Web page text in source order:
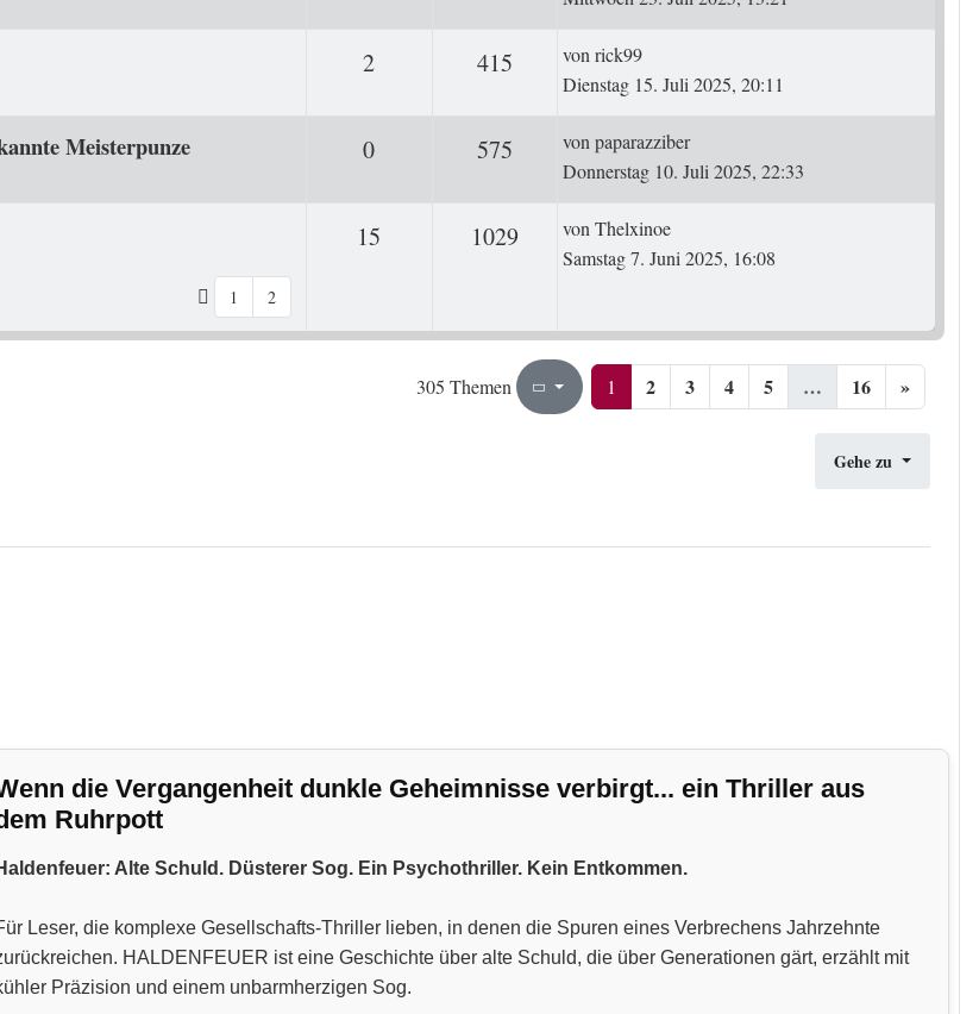
2Antworten 415 ZugriffeLetzter Beitrag
vonrick99
Dienstag 15. Juli 2025, 20:11
Meisterpunze 0Antworten 575 ZugriffeLetzter Beitrag
vonpaparazziber
Donnerstag 10. Juli 2025, 22:33
1
2
15 Antworten1029ZugriffeLetzter Beitrag
vonThelxinoe
Samstag 7. Juni 2025, 16:08
305 Themen Seite1 von
1 2 3 4 5 … 16 »
Gehe zu
die Vergangenheit dunkle Geheimnisse verbirgt... ein Thriller aus
Ruhrpott
Alte Schuld. Düsterer Sog. Ein Psychothriller. Kein Entkommen.
Leser, die komplexe Gesellschafts-Thriller lieben, in denen die Spuren eines Verbrechens Jahrzehnte
HALDENFEUER ist eine Geschichte über alte Schuld, die über Generationen gärt, erzählt mit
Präzision und einem unbarmherzigen Sog.